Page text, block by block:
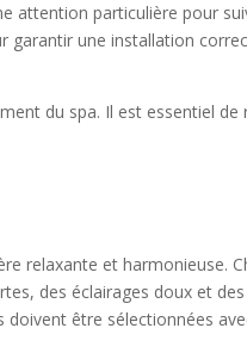
attention particulière pour
garantir une installation
du spa. Il est essentiel de
relaxante et harmonieuse.
des éclairages doux et
être sélectionnées